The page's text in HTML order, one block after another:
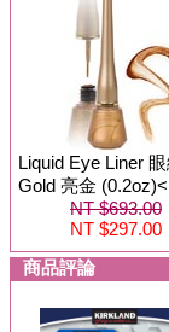
Liquid Eye Liner
Gold 亮金
NT $693.00
NT $297.00
商品評論